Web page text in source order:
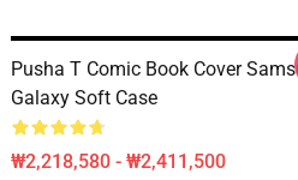
Pusha T Comic Book Cover
Galaxy Soft Case
₩2,218,580 - ₩2,411,500